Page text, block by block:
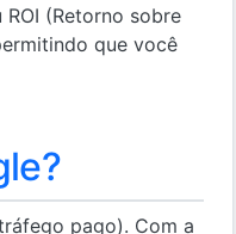
(Retorno sobre
que você
pago). Com a